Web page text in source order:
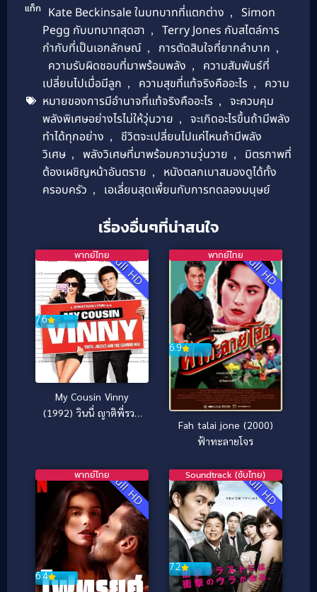
แท็ก Kate Beckinsale ในบทบาทที่แตกต่าง ,
Simon
Pegg กับบทบาทสุดฮา ,
Terry Jones กับสไตล์การ
กำกับที่เป็นเอกลักษณ์ , การตัดสินใจที่ยากลำบาก ,
ความรับผิดชอบที่มาพร้อมพลัง ,
ความสัมพันธ์ที่
เปลี่ยนไปเมื่อมีลูก , ความสุขที่แท้จริงคืออะไร ,
ความ
หมายของการมีอำนาจที่แท้จริงคืออะไร ,
จะควบคุม
พลังพิเศษอย่างไรไม่ให้วุ่นวาย ,
จะเกิดอะไรขึ้นถ้ามีพลัง
ทำได้ทุกอย่าง ,
ชีวิตจะเปลี่ยนไปแค่ไหนถ้ามีพลัง
วิเศษ , พลังวิเศษที่มาพร้อมความวุ่นวาย ,
มิตรภาพที่
ต้องเผชิญหน้าอันตราย ,
หนังตลกเบาสมองดูได้ทั้ง
ครอบครัว , เอเลี่ยนสุดเพี้ยนกับการทดลองมนุษย์
เรื่องอื่นๆที่น่าสนใจ
Full HD
7.6
พากย์ไทย
My Cousin Vinny
(1992) วินนี่ ญาติพี่รวม
Full HD
6.9
พากย์ไทย
Fah talai jone (2000)
ฟ้าทะลายโจร
Full HD
6.4
พากย์ไทย Full HD
7.2
Soundtrack (ซับไทย)